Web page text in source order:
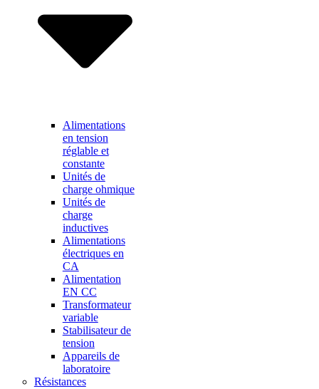
Alimentations
en tension
réglable et
constante
Unités de
charge ohmique
Unités de
charge
inductives
Alimentations
électriques en
CA
Alimentation
EN CC
Transformateur
variable
Stabilisateur de
tension
Appareils de
laboratoire
Résistances